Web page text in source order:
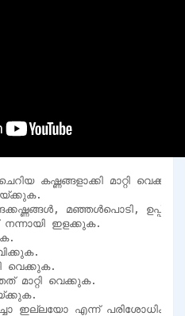
കഷ്ണങ്ങളാക്കി മാറ്റി
മഞ്ഞൾപൊടി, ഉപ്പ്
നന്നായി ഇളക്കുക.
വെക്കുക.
മാറ്റി വെക്കുക.
ഇല്ലയോ എന്ന്